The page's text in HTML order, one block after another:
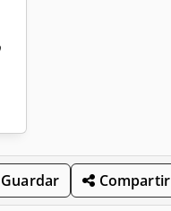
Guardar Compartir